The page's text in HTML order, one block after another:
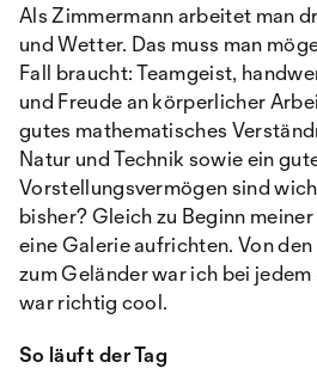
Als Zimmermann arbeitet man
und Wetter. Das muss man
Fall braucht: Teamgeist,
und Freude an körperlicher
gutes mathematisches
Natur und Technik sowie ein
Vorstellungsvermögen sind
bisher? Gleich zu Beginn
eine Galerie aufrichten. Von
zum Geländer war ich bei
war richtig cool.
So läuft der Tag